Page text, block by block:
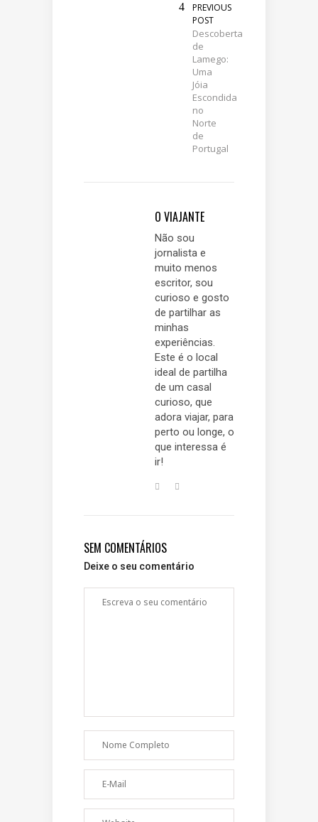
PREVIOUS
POST
Descoberta
de
Lamego:
Uma
Jóia
Escondida
no
Norte
de
Portugal
O VIAJANTE
Não sou
jornalista e
muito menos
escritor, sou
curioso e gosto
de partilhar as
minhas
experiências.
Este é o local
ideal de partilha
de um casal
curioso, que
adora viajar, para
perto ou longe, o
que interessa é
ir!
SEM COMENTÁRIOS
Deixe o seu comentário